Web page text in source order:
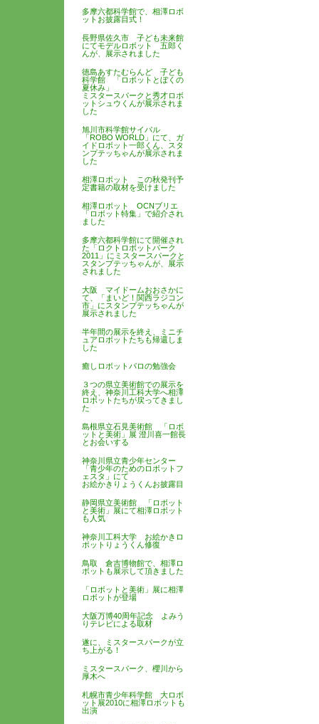
多摩六都科学館で、相澤ロボ
ットお披露目式！
長野県佐久市 子ども未来館
にてモデルロボット 五郎く
んが、展示されました
徳島あすたむらんど 子ども
科学館 「ロボットとぼくの
夏休み」
ミスタースパークと秀才ロボ
ットシュウくんが展示されま
した
旭川市科学館サイパル
「ROBO WORLD」にて、ガ
イドロボット一郎くん、スタ
ンプテッちゃんが展示されま
した
相澤ロボット この秋発刊予
定書籍の取材を受けました
相澤ロボット OCNブリエ
「ロボット特集」で紹介され
ました
多摩六都科学館にて開催され
た「ロクトロボットパーク
2011」にミスタースパークと
スタンプテッちゃんが、展示
されました
大阪 マイドームおおさかに
て、「まいど！関西ラジコン
市」にスタンプテッちゃんが
展示されました
半年間の展示を終え、ミニチ
ュアロボットたちも帰還しま
した
癒しロボットパロの勉強会
３つの県立美術館での展示を
終え、神奈川工科大学へ相澤
ロボットたちが戻ってきまし
た
島根県立石見美術館 「ロボ
ットと美術」展 澄川喜一館長
とお会いする
神奈川県立青少年センター
「青少年のためのロボットフ
ェスタ」にて
お絵かきりょうくんお披露目
静岡県立美術館 「ロボット
と美術」展にて相澤ロボット
も人気
神奈川工科大学 お絵かきロ
ボットりょうくん修復
鳥取 倉吉博物館で、相澤ロ
ボットも展示して頂きました
「ロボットと美術」展に相澤
ロボットが登場
大阪万博40周年記念 よみう
りテレビによる取材
遂に、ミスタースパークが立
ち上がる！
ミスタースパーク、櫻川から
厚木へ
札幌市青少年科学館 大ロボ
ット展2010に相澤ロボットも
出演